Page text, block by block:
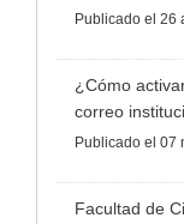
Publicado el 26
¿Cómo
correo
Publicado el 07
Facultad de